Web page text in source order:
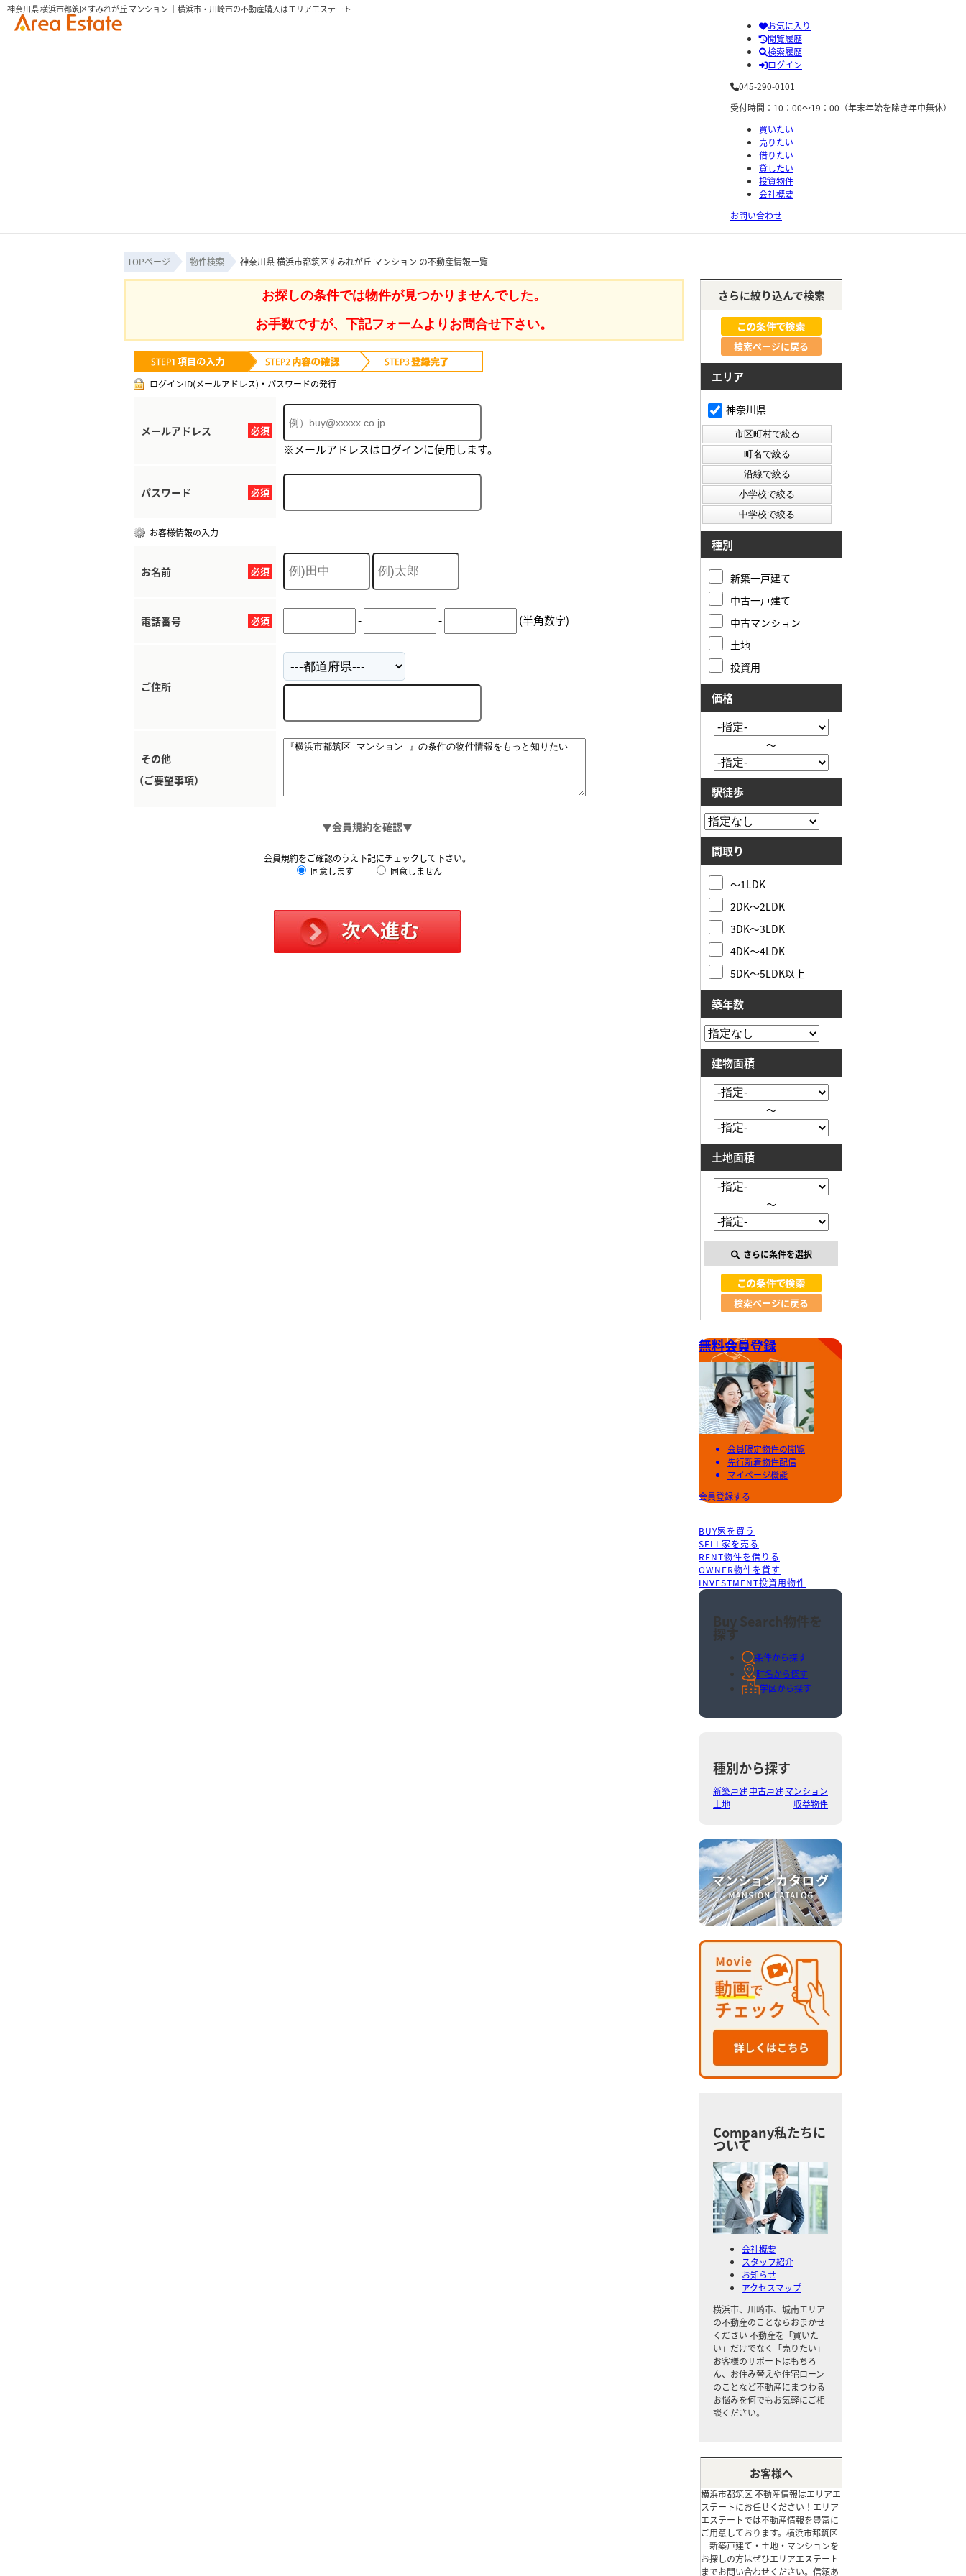
神奈川県 横浜市都筑区すみれが丘 マンション ｜横浜市・川崎市の不動産購入はエリアエステート
お気に入り
閲覧履歴
検索履歴
ログイン
045-290-0101
受付時間：10：00～19：00（年末年始を除き年中無休）
買いたい
売りたい
借りたい
貸したい
投資物件
会社概要
お問い合わせ
TOPページ 物件検索 神奈川県 横浜市都筑区すみれが丘 マンション の不動産情報一覧
お探しの条件では物件が見つかりませんでした。
お手数ですが、下記フォームよりお問合せ下さい。
ログインID(メールアドレス)・パスワードの発行
必須
メールアドレス
※メールアドレスはログインに使用します。
必須
パスワード
お客様情報の入力
必須
お名前
必須
電話番号 - - (半角数字)
ご住所
その他
（ご要望事項）
▼会員規約を確認▼
会員規約をご確認のうえ下記にチェックして下さい。
同意します
同意しません
さらに絞り込んで検索
検索ページに戻る
エリア
神奈川県
種別
新築一戸建て
中古一戸建て
中古マンション
土地
投資用
価格
～
駅徒歩
間取り
～1LDK
2DK～2LDK
3DK～3LDK
4DK～4LDK
5DK～5LDK以上
築年数
建物面積
～
土地面積
～
さらに条件を選択
検索ページに戻る
無料会員登録
会員限定物件の閲覧
先行新着物件配信
マイページ機能
会員登録する
BUY家を買う
SELL 家を売る
RENT物件を借りる
OWNER物件を貸す
INVESTMENT投資用物件
Buy Search物件を
探す
条件から探す
町名から探す
学区から探す
種別から探す
新築戸建中古戸建マンション
土地
収益物件
Company私たちに
ついて
会社概要
スタッフ紹介
お知らせ
アクセスマップ
横浜市、川崎市、城南エリア
の不動産のことならおまかせ
ください 不動産を「買いた
い」だけでなく「売りたい」
お客様のサポートはもちろ
ん、お住み替えや住宅ローン
のことなど不動産にまつわる
お悩みを何でもお気軽にご相
談ください。
お客様へ
横浜市都筑区 不動産情報はエリアエ
ステートにお任せください！エリア
エステートでは不動産情報を豊富に
ご用意しております。横浜市都筑区
新築戸建て・土地・マンションを
お探しの方はぜひエリアエステート
までお問い合わせください。信頼あ